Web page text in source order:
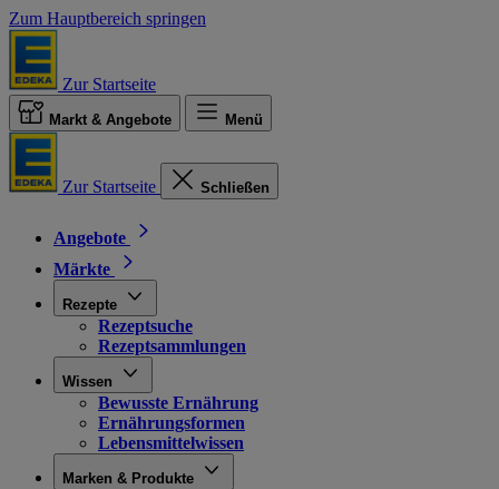
Zum Hauptbereich springen
Zur Startseite
Markt & Angebote Menü
Zur Startseite Schließen
Angebote
Märkte
Rezepte
Rezeptsuche
Rezeptsammlungen
Wissen
Bewusste Ernährung
Ernährungsformen
Lebensmittelwissen
Marken & Produkte